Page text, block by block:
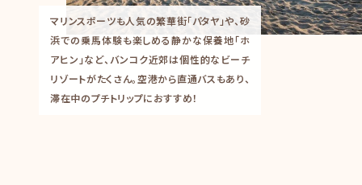
マリンスポーツも人気の繁華街「パタヤ」や、砂
浜での乗馬体験も楽しめる静かな保養地「ホ
アヒン」など、バンコク近郊は個性的なビーチ
リゾートがたくさん。空港から直通バスもあり、
滞在中のプチトリップにおすすめ！